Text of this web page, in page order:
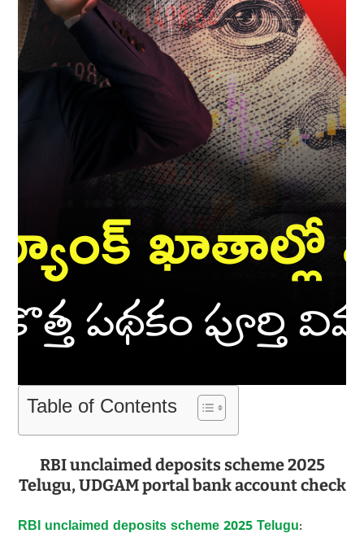
Table of Contents
RBI unclaimed deposits scheme 2025
Telugu, UDGAM portal bank account check
RBI unclaimed deposits scheme 2025 Telugu: